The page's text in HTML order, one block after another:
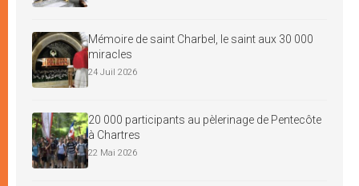
Mémoire de saint Charbel, le saint aux 30 000
miracles
24 Juil 2026
20 000 participants au pèlerinage de Pentecôte
à Chartres
22 Mai 2026